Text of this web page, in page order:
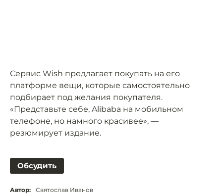
Сервис Wish предлагает покупать на его
платформе вещи, которые самостоятельно
подбирает под желания покупателя.
«Представьте себе, Alibaba на мобильном
телефоне, но намного красивее», —
резюмирует издание.
Обсудить
Автор: Святослав Иванов